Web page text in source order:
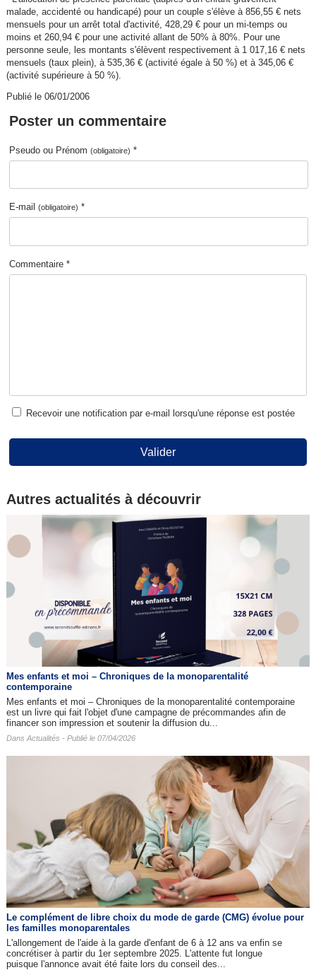
malade, accidenté ou handicapé) pour un couple s'élève à 856,55 € nets
mensuels pour un arrêt total d'activité, 428,29 € pour un mi-temps ou
moins et 260,94 € pour une activité allant de 50% à 80%. Pour une
personne seule, les montants s'élèvent respectivement à 1 017,16 € nets
mensuels (taux plein), à 535,36 € (activité égale à 50 %) et à 345,06 €
(activité supérieure à 50 %).
Publié le 06/01/2006
Poster un commentaire
Pseudo ou Prénom(obligatoire) *
E-mail(obligatoire) *
Commentaire *
Recevoir une notification par e-mail lorsqu'une réponse est postée
Valider
Autres actualités à découvrir
Mes enfants et moi – Chroniques de la monoparentalité
contemporaine
Mes enfants et moi – Chroniques de la monoparentalité contemporaine
est un livre qui fait l'objet d'une campagne de précommandes afin de
financer son impression et soutenir la diffusion du...
Dans Actualités - Publié le 07/04/2026
Le complément de libre choix du mode de garde (CMG) évolue pour
les familles monoparentales
L'allongement de l'aide à la garde d'enfant de 6 à 12 ans va enfin se
concrétiser à partir du 1er septembre 2025. L'attente fut longue
puisque l'annonce avait été faite lors du conseil des...